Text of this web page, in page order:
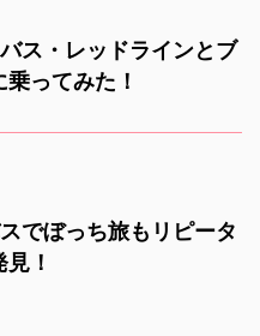
ス・レッドラインとブ
ってみた！
でぼっち旅もリピータ
！